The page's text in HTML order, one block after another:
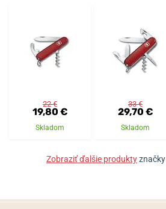
22 €
19,80 €
Skladom
33 €
29,70 €
Skladom
Zobraziť ďalšie produktyznačky